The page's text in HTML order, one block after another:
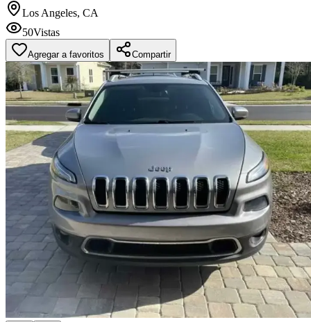
Los Angeles, CA
50Vistas
Agregar a favoritos Compartir